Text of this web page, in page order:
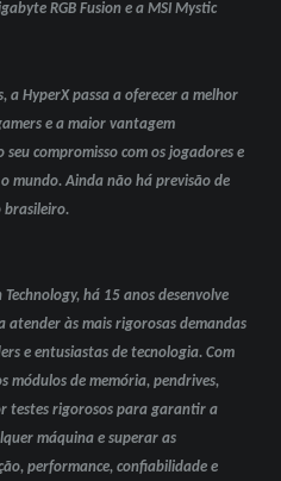
RGB Fusion e a MSI Mystic
a HyperX passa a oferecer a melhor
e a maior vantagem
compromisso com os jogadores e
mundo. Ainda não há previsão de
brasileiro.
há 15 anos desenvolve
às mais rigorosas demandas
e entusiastas de tecnologia. Com
módulos de memória, pendrives,
testes rigorosos para garantir a
máquina e superar as
performance, confiabilidade e